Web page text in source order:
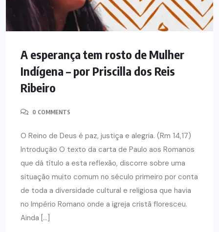
A esperança tem rosto de Mulher
Indígena – por Priscilla dos Reis
Ribeiro
0 COMMENTS
O Reino de Deus é paz, justiça e alegria. (Rm 14,17)
Introdução O texto da carta de Paulo aos Romanos
que dá título a esta reflexão, discorre sobre uma
situação muito comum no século primeiro por conta
de toda a diversidade cultural e religiosa que havia
no Império Romano onde a igreja cristã floresceu.
Ainda […]